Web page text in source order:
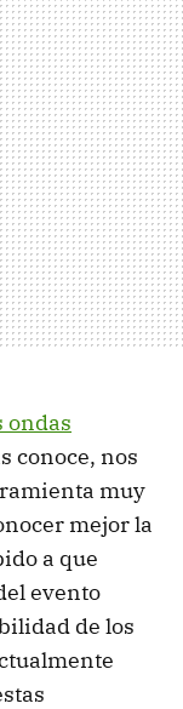
ondas
conoce, nos
muy
mejor la
a que
evento
de los